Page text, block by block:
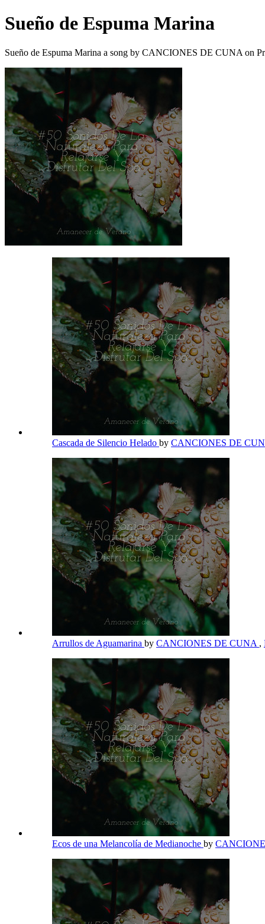
Sueño de Espuma Marina
Sueño de Espuma Marina a song by CANCIONES DE CUNA on
Cascada de Silencio Helado by CANCIONES DE
Arrullos de Aguamarina by CANCIONES DE CUNA ,
Ecos de una Melancolía de Medianoche by